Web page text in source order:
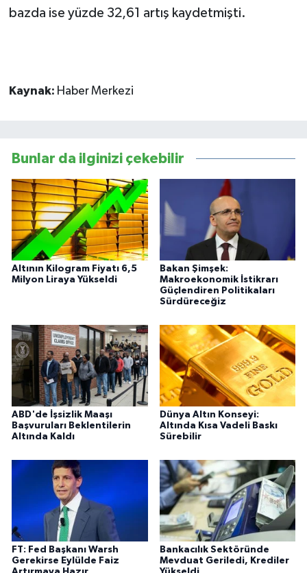
bazda ise yüzde 32,61 artış kaydetmişti.
Kaynak: Haber Merkezi
Bunlar da ilginizi çekebilir
Altının Kilogram Fiyatı 6,5
Milyon Liraya Yükseldi
Bakan Şimşek:
Makroekonomik İstikrarı
Güçlendiren Politikaları
Sürdüreceğiz
ABD'de İşsizlik Maaşı
Başvuruları Beklentilerin
Altında Kaldı
Dünya Altın Konseyi:
Altında Kısa Vadeli Baskı
Sürebilir
FT: Fed Başkanı Warsh
Gerekirse Eylülde Faiz
Bankacılık Sektöründe
Mevduat Geriledi, Krediler